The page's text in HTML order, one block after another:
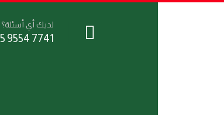
لديك أي أسئلة؟
7741 9554 965+